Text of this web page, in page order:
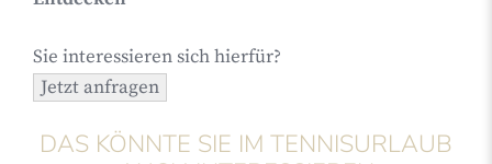
Sie interessieren sich hierfür?
DAS KÖNNTE SIE IM TENNISURLAUB